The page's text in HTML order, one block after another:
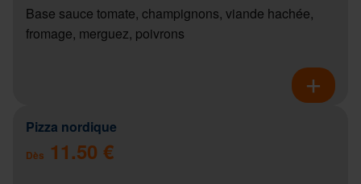
Base sauce tomate, champignons, viande hachée,
fromage, merguez, poivrons
Pizza nordique
Dès 11.50 €